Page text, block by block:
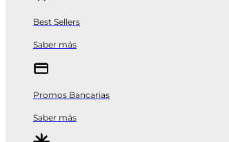
Best Sellers
Saber más
Promos Bancarias
Saber más